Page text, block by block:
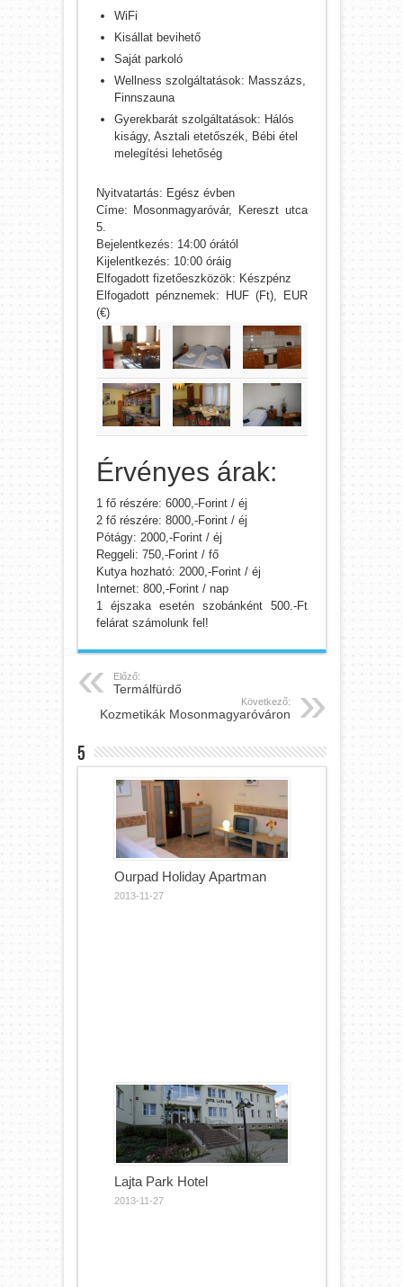
WiFi
Kisállat bevihető
Saját parkoló
Wellness szolgáltatások: Masszázs,
Finnszauna
Gyerekbarát szolgáltatások: Hálós
kiságy, Asztali etetőszék, Bébi étel
melegítési lehetőség
Nyitvatartás: Egész évben
Címe: Mosonmagyaróvár, Kereszt utca
5.
Bejelentkezés: 14:00 órától
Kijelentkezés: 10:00 óráig
Elfogadott fizetőeszközök: Készpénz
Elfogadott pénznemek: HUF (Ft), EUR
(€)
Érvényes árak:
1 fő részére: 6000,-Forint / éj
2 fő részére: 8000,-Forint / éj
Pótágy: 2000,-Forint / éj
Reggeli: 750,-Forint / fő
Kutya hozható: 2000,-Forint / éj
Internet: 800,-Forint / nap
1 éjszaka esetén szobánként 500.-Ft
felárat számolunk fel!
Előző:
Termálfürdő
Következő:
Kozmetikák Mosonmagyaróváron
5
Ourpad Holiday Apartman
2013-11-27
Lajta Park Hotel
2013-11-27